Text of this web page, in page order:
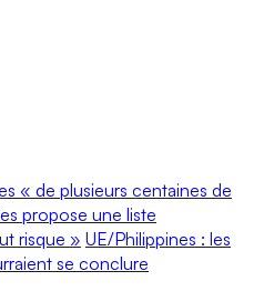
« de plusieurs centaines de
propose une liste
risque » UE/Philippines : les
se conclure